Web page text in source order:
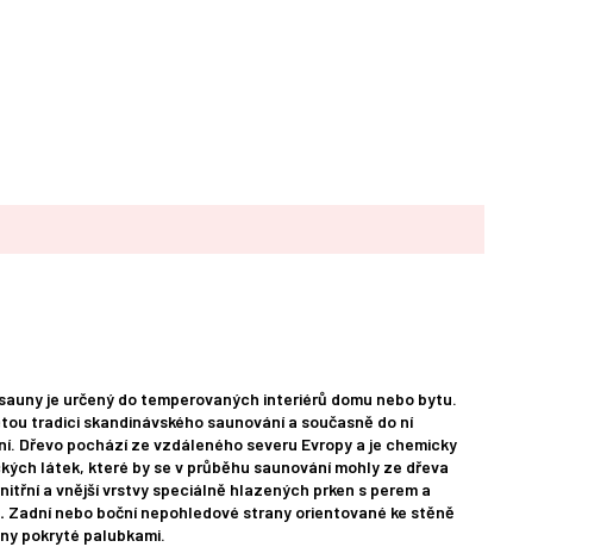
je určený do temperovaných interiérů domu nebo bytu.
tradici skandinávského saunování a současně do ní
Dřevo pochází ze vzdáleného severu Evropy a je chemicky
látek, které by se v průběhu saunování mohly ze dřeva
a vnější vrstvy speciálně hlazených prken s perem a
Zadní nebo boční nepohledové strany orientované ke stěně
pokryté palubkami.